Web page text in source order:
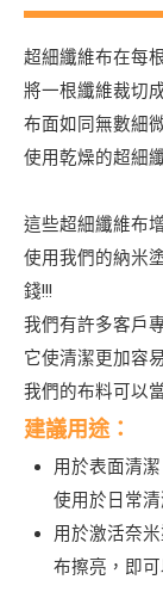
超細纖維布在每
將一根纖維裁切
布面如同無數細
使用乾燥的超細
這些超細纖維布
使用我們的納米
錢!!!
我們有許多客戶
它使清潔更加容
我們的布料可以
建議用途：
用於表面清潔
使用於日常
用於激活奈米
布擦亮，即